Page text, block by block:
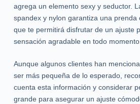
agrega un elemento sexy y seductor.
spandex y nylon garantiza una prenda
que te permitirá disfrutar de un ajuste
sensación agradable en todo
Aunque algunos clientes han
ser más pequeña de lo esperado,
cuenta esta información y considerar
grande para asegurar un ajuste